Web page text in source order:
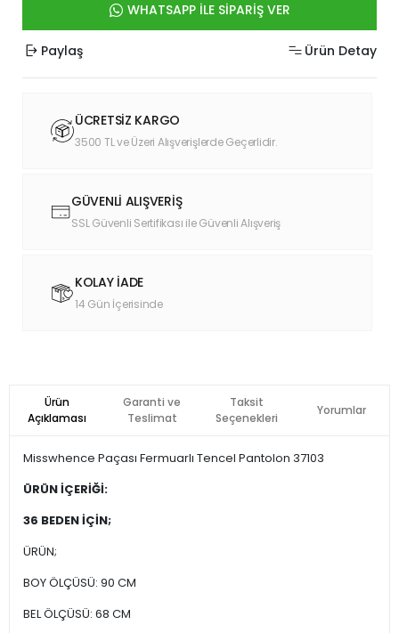
WHATSAPP İLE SİPARİŞ VER
Paylaş Ürün Detay
ÜCRETSİZ KARGO
3500 TL ve Üzeri Alışverişlerde Geçerlidir.
GÜVENLİ ALIŞVERİŞ
SSL Güvenli Sertifikası ile Güvenli Alışveriş
KOLAY İADE
14 Gün İçerisinde
Ürün
Açıklaması
Garanti ve
Teslimat
Taksit
Seçenekleri
Yorumlar
Misswhence Paçası Fermuarlı Tencel Pantolon 37103
ÜRÜN İÇERİĞİ:
36 BEDEN İÇİN;
ÜRÜN;
BOY ÖLÇÜSÜ: 90 CM
BEL ÖLÇÜSÜ: 68 CM